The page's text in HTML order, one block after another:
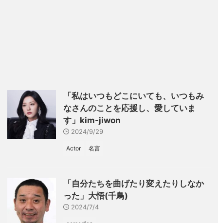
「私はいつもどこにいても、いつもみ
なさんのことを応援し、愛していま
す」kim-jiwon
2024/9/29
Actor 名言
「自分たちを曲げたり変えたりしなか
った」大悟(千鳥)
2024/7/4